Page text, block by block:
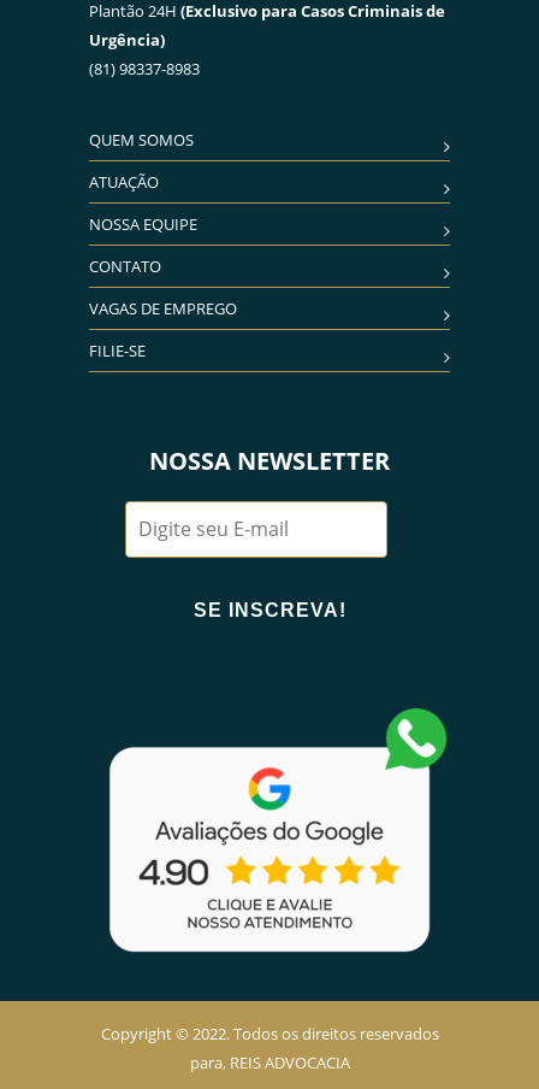
Plantão 24H (Exclusivo para Casos Criminais de
Urgência)
(81) 98337-8983
QUEM SOMOS
ATUAÇÃO
NOSSA EQUIPE
CONTATO
VAGAS DE EMPREGO
FILIE-SE
NOSSA NEWSLETTER
Copyright © 2022. Todos os direitos reservados
para, REIS ADVOCACIA